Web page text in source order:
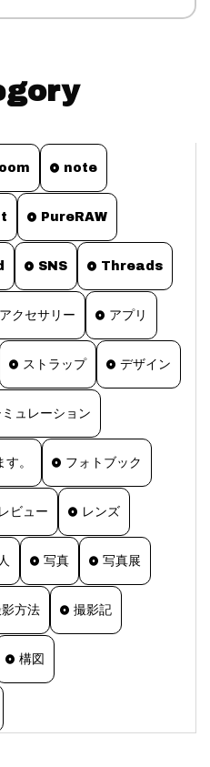
note
PureRAW
SNS Threads
アクセサリー アプリ
ストラップ デザイン
ュレーション
。 フォトブック
レビュー レンズ
写真 写真展
方法 撮影記
構図